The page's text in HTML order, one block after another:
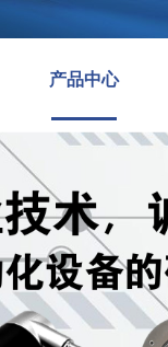
产品中心